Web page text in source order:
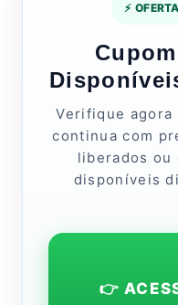
⚡
Verifique
continua com
liberados ou
disponíveis
👉